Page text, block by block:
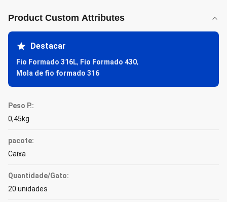
Product Custom Attributes
Destacar
Fio Formado 316L, Fio Formado 430,
Mola de fio formado 316
Peso P.:
0,45kg
pacote:
Caixa
Quantidade/Gato:
20 unidades